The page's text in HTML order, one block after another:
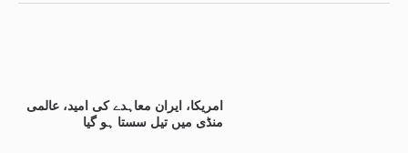
امریکا، ایران معاہدے کی امید، عالمی
منڈی میں تیل سستا ہو گیا